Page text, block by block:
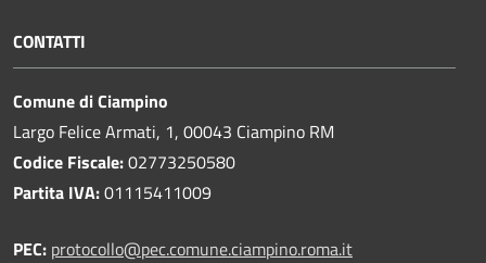
CONTATTI
Comune di Ciampino
Largo Felice Armati, 1, 00043 Ciampino RM
Codice Fiscale:02773250580
Partita IVA:01115411009
PEC: protocollo@pec.comune.ciampino.roma.it